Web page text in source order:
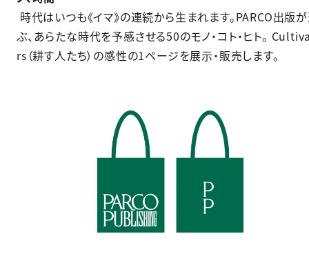
時代はいつも《イマ》の連続から生まれます。PARCO出版
ぶ、あらたな時代を予感させる50のモノ・コト・ヒト。
rs（耕す人たち）の感性の1ページを展示・販売します。